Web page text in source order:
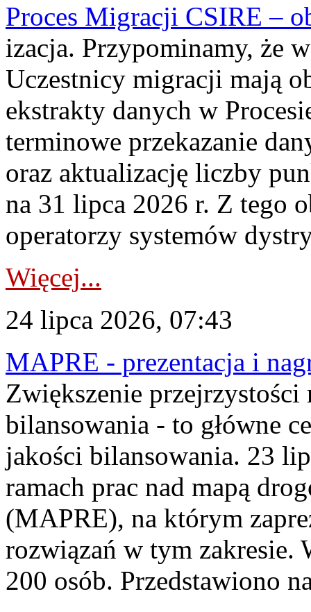
Proces Migracji CSIRE –
izacja. Przypominamy, że
Uczestnicy migracji mają
ekstrakty danych w
terminowe przekazanie
oraz aktualizację liczby
na 31 lipca 2026 r. Z tego
operatorzy systemów
Więcej...
24 lipca 2026, 07:43
MAPRE - prezentacja i
Zwiększenie
bilansowania - to główne
jakości bilansowania. 23
ramach prac nad mapą
(MAPRE), na którym
rozwiązań w tym zakresie.
200 osób. Przedstawiono